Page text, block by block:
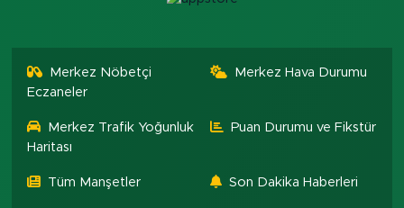
Merkez Nöbetçi
Eczaneler
Merkez Hava Durumu
Merkez Trafik Yoğunluk
Haritası
Puan Durumu ve Fikstür
Tüm Manşetler Son Dakika Haberleri